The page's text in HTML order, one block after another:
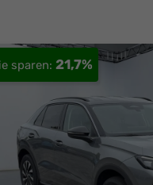
21,7%